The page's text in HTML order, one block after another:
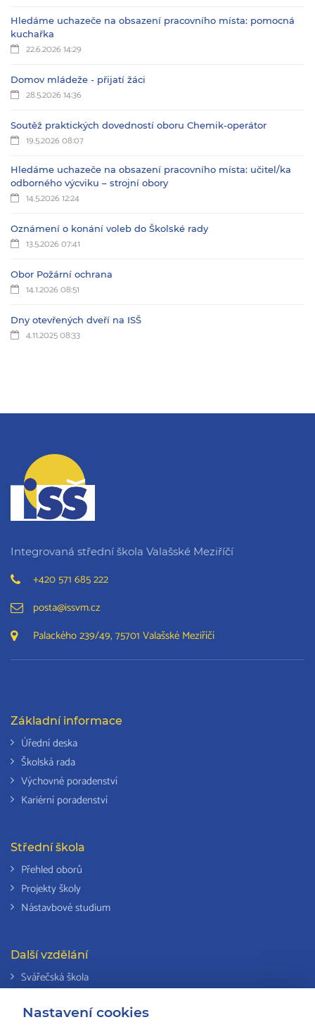
Nastavení cookies
Hledáme uchazeče na obsazení pracovního místa: pomocná
kuchařka
22.6.2026 14:29
Domov mládeže - přijatí žáci
28.5.2026 14:36
Soutěž praktických dovedností oboru Chemik-operátor
19.5.2026 08:07
Hledáme uchazeče na obsazení pracovního místa: učitel/ka
odborného výcviku – strojní obory
14.5.2026 12:24
Oznámení o konání voleb do Školské rady
13.5.2026 07:41
Obor Požární ochrana
14.1.2026 08:51
Dny otevřených dveří na ISŠ
4.11.2025 08:33
Integrovaná střední škola Valašské Meziříčí
+420 571 685 222
posta@issvm.cz
Palackého 239/49, 75701 Valašské Meziříčí
Základní informace
Úřední deska
Školská rada
Výchovné poradenství
Kariérní poradenství
Střední škola
Přehled oborů
Projekty školy
Nástavbové studium
Další vzdělání
Svářečská škola
Národní soustava kvalifikací